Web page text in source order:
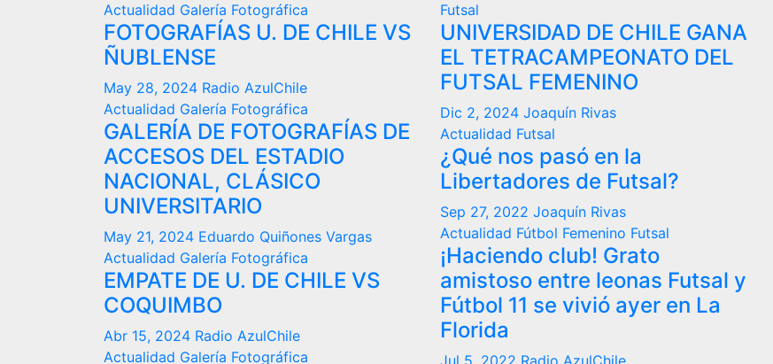
Actualidad Galería Fotográfica
FOTOGRAFÍAS U. DE CHILE VS
ÑUBLENSE
May 28, 2024 Radio AzulChile
Actualidad Galería Fotográfica
GALERÍA DE FOTOGRAFÍAS DE
ACCESOS DEL ESTADIO
NACIONAL, CLÁSICO
UNIVERSITARIO
May 21, 2024 Eduardo Quiñones Vargas
Actualidad Galería Fotográfica
EMPATE DE U. DE CHILE VS
COQUIMBO
Abr 15, 2024 Radio AzulChile
Actualidad Galería Fotográfica
Futsal
UNIVERSIDAD DE CHILE GANA
EL TETRACAMPEONATO DEL
FUTSAL FEMENINO
Dic 2, 2024 Joaquín Rivas
Actualidad Futsal
¿Qué nos pasó en la
Libertadores de Futsal?
Sep 27, 2022 Joaquín Rivas
Actualidad Fútbol Femenino Futsal
¡Haciendo club! Grato
amistoso entre leonas Futsal y
Fútbol 11 se vivió ayer en La
Florida
Jul 5, 2022 Radio AzulChile